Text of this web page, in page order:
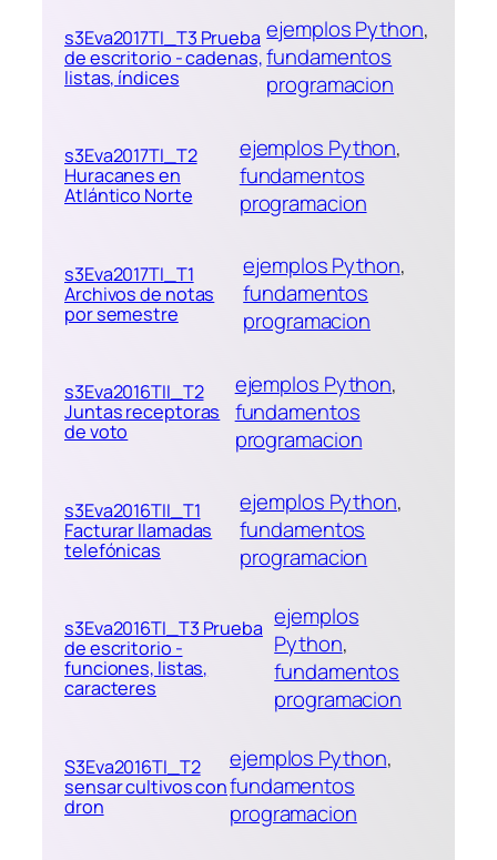
s3Eva2017TI_T3 Prueba
de escritorio - cadenas,
listas, índices
ejemplos Python
fundamentos
programacion
s3Eva2017TI_T2
Huracanes en
Atlántico Norte
ejemplos Python
fundamentos
programacion
s3Eva2017TI_T1
Archivos de notas
por semestre
ejemplos Python
fundamentos
programacion
s3Eva2016TII_T2
Juntas receptoras
de voto
ejemplos Python
fundamentos
programacion
s3Eva2016TII_T1
Facturar llamadas
telefónicas
ejemplos Python
fundamentos
programacion
s3Eva2016TI_T3 Prueba
de escritorio -
funciones, listas,
caracteres
ejemplos
Python
fundamentos
programacion
S3Eva2016TI_T2
sensar cultivos con
dron
ejemplos Python
fundamentos
programacion